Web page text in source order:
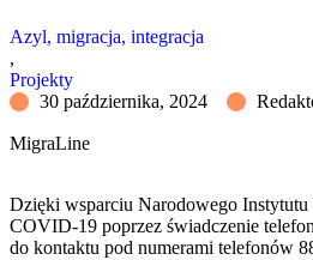
Azyl, migracja, integracja
,
Projekty
30 października, 2024
MigraLine
Dzięki wsparciu Narodowego Instytutu
COVID-19 poprzez świadczenie
do kontaktu pod numerami telefonów